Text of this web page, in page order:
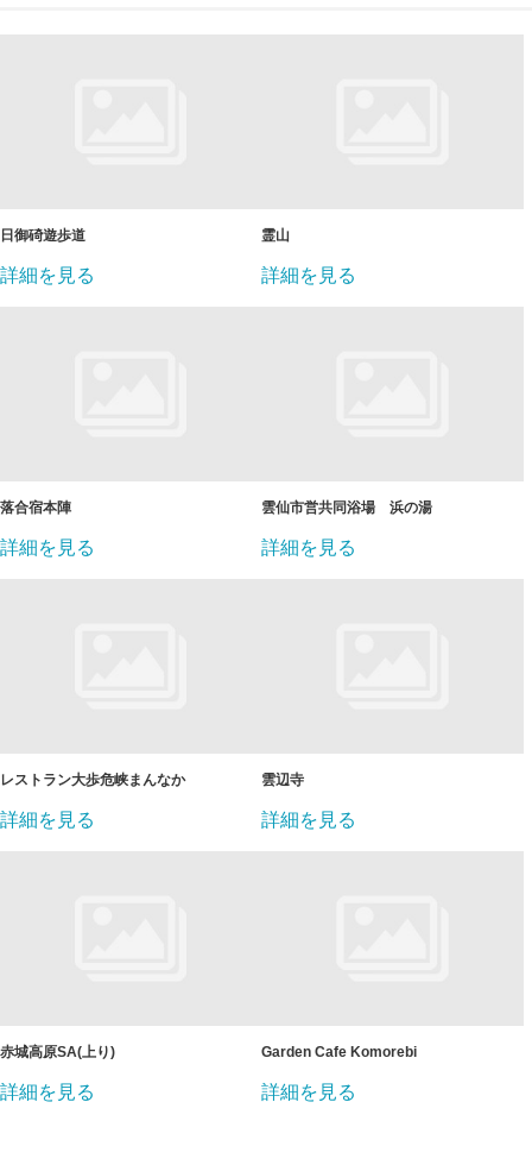
日御碕遊歩道
詳細を見る
霊山
詳細を見る
落合宿本陣
詳細を見る
雲仙市営共同浴場 浜の湯
詳細を見る
レストラン大歩危峡まんなか
詳細を見る
雲辺寺
詳細を見る
赤城高原SA(上り)
詳細を見る
Garden Cafe Komorebi
詳細を見る